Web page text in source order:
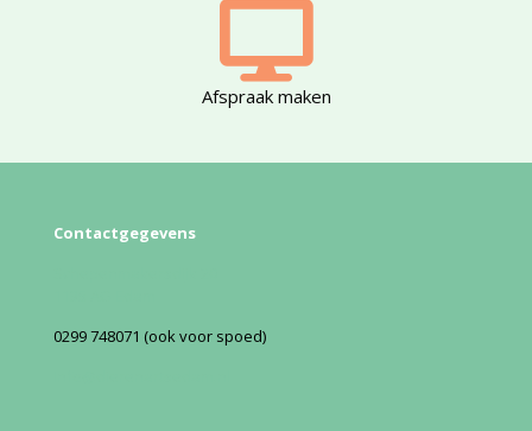
Afspraak maken
Contactgegevens
0299 748071 (ook voor spoed)